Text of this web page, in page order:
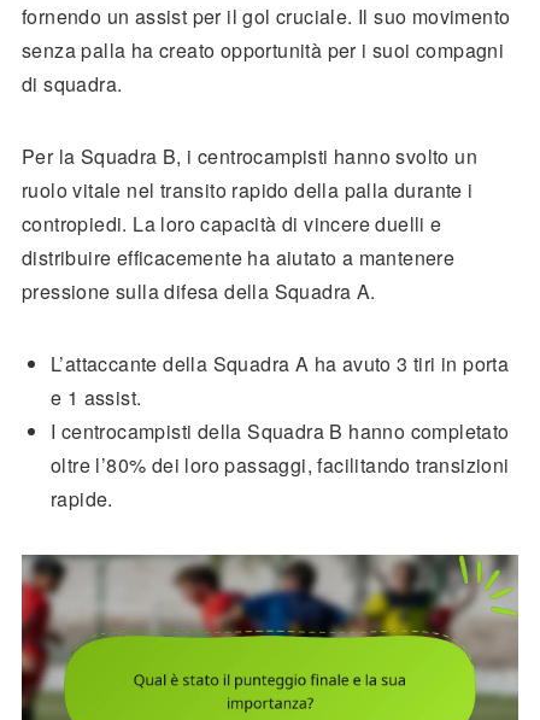
fornendo un assist per il gol cruciale. Il suo movimento
senza palla ha creato opportunità per i suoi compagni
di squadra.
Per la Squadra B, i centrocampisti hanno svolto un
ruolo vitale nel transito rapido della palla durante i
contropiedi. La loro capacità di vincere duelli e
distribuire efficacemente ha aiutato a mantenere
pressione sulla difesa della Squadra A.
L’attaccante della Squadra A ha avuto 3 tiri in porta
e 1 assist.
I centrocampisti della Squadra B hanno completato
oltre l’80% dei loro passaggi, facilitando transizioni
rapide.